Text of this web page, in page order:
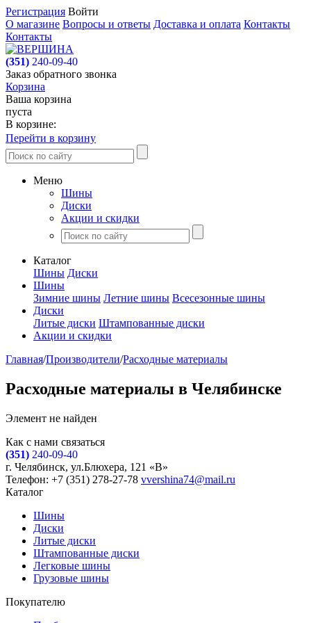
Регистрация Войти
О магазине Вопросы и ответы Доставка и оплата Контакты
Контакты
(351) 240-09-40
Заказ обратного звонка
Корзина
Ваша корзина
пуста
В корзине:
Перейти в корзину
Меню
Шины
Диски
Акции и скидки
Каталог
Шины Диски
Шины
Зимние шины Летние шины Всесезонные шины
Диски
Литые диски Штампованные диски
Акции и скидки
Главная/Производители/Расходные материалы
Расходные материалы в Челябинске
Элемент не найден
Как с нами связаться
(351) 240-09-40
г. Челябинск, ул.Блюхера, 121 «В»
Телефон: +7 (351) 278-27-78 vvershina74@mail.ru
Каталог
Шины
Диски
Литые диски
Штампованные диски
Легковые шины
Грузовые шины
Покупателю